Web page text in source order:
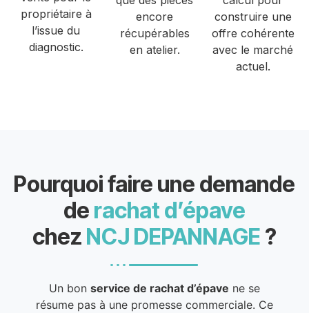
propriétaire à
l’issue du
diagnostic.
encore
récupérables
en atelier.
construire une
offre cohérente
avec le marché
actuel.
Pourquoi faire une demande
de rachat d’épave
chez NCJ DEPANNAGE ?
Un bon service de rachat d’épave ne se
résume pas à une promesse commerciale. Ce